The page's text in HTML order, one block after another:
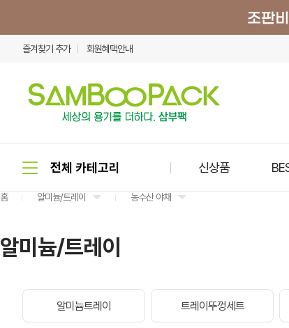
즐겨찾기 추가 회원혜택안내
신상품
홈 알미늄/트레이 농수산 야채
알미늄/트레이
알미늄트레이 트레이뚜껑세트